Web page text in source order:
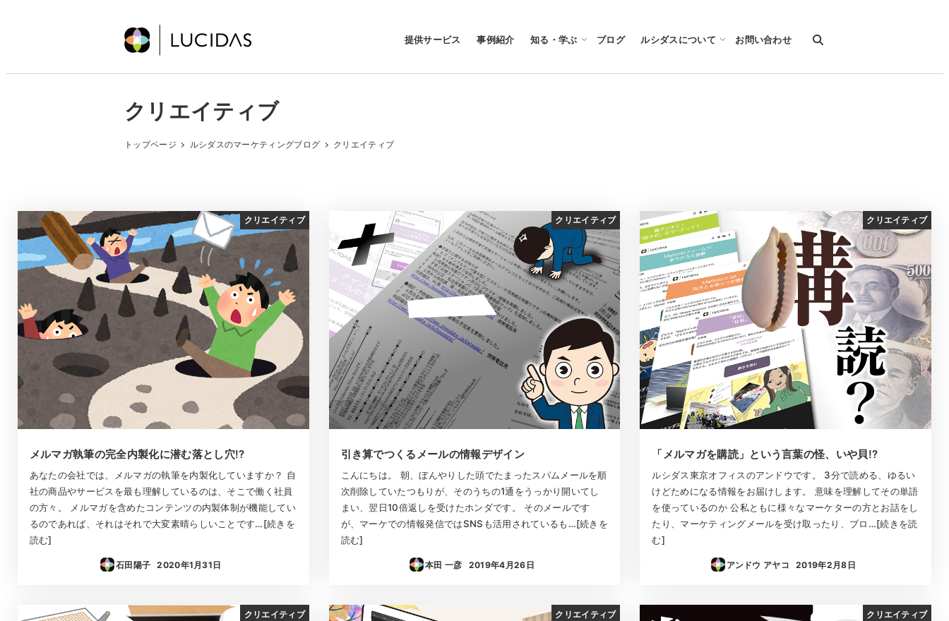
コ
提供サービス 事例紹介 知る・学ぶ ブログ ルシダスについて お問い合わせ
クリエイティブ
トップページ ルシダスのマーケティングブログ クリエイティブ
クリエイティブ
メルマガ執筆の完全内製化に潜む落とし穴!?
あなたの会社では、メルマガの執筆を内製化していますか？ 自
社の商品やサービスを最も理解しているのは、そこで働く社員
の方々。 メルマガを含めたコンテンツの内製体制が機能してい
るのであれば、それはそれで大変素晴らしいことです…[続きを
読む]
石田陽子
投稿日
2020年1月31日
クリエイティブ
引き算でつくるメールの情報デザイン
こんにちは。 朝、ぼんやりした頭でたまったスパムメールを順
次削除していたつもりが、そのうちの1通をうっかり開いてし
まい、翌日10倍返しを受けたホンダです。 そのメールです
が、マーケでの情報発信ではSNSも活用されているも…[続きを
読む]
本田 一彦
投稿日
2019年4月26日
クリエイティブ
「メルマガを購読」という言葉の怪、いや貝!?
ルシダス東京オフィスのアンドウです。 3分で読める、ゆるい
けどためになる情報をお届けします。 意味を理解してその単語
を使っているのか 公私ともに様々なマーケターの方とお話をし
たり、マーケティングメールを受け取ったり、ブロ…[続きを読
む]
アンドウ アヤコ
投稿日
2019年2月8日
クリエイティブ クリエイティブ クリエイティブ